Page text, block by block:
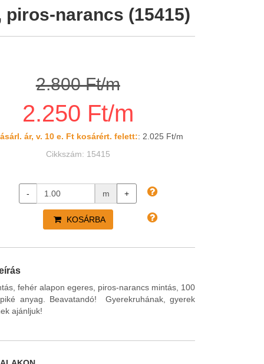
narancs (15415)
2.800 Ft/m
2.250 Ft/m
ár, v. 10 e. Ft kosárért. felett:: 2.025 Ft/m
Cikkszám: 15415
- m +
KOSÁRBA
fehér alapon egeres, piros-narancs mintás, 100
anyag. Beavatandó! Gyerekruhának, gyerek
ajánljuk!